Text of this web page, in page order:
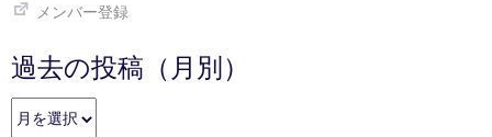
メンバー登録
過去の投稿（月別）
過
去